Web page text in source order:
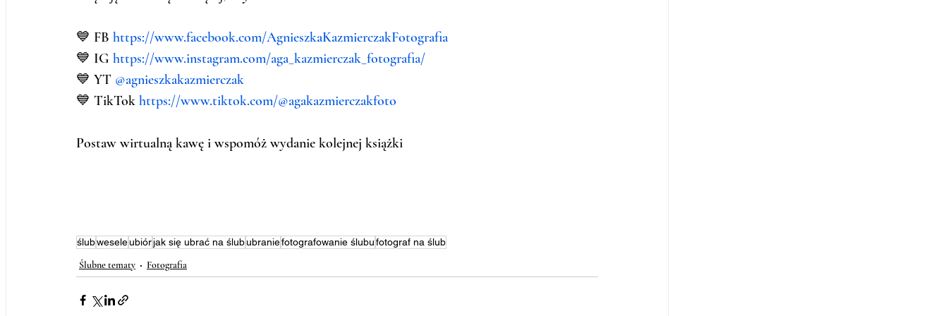
💙 FB https://www.facebook.com/AgnieszkaKazmierczakFotografia
💙 IG https://www.instagram.com/aga_kazmierczak_fotografia/
💙 YT @agnieszkakazmierczak
💙 TikTok https://www.tiktok.com/@agakazmierczakfoto
Postaw wirtualną kawę i wspomóż wydanie kolejnej książki
ślubweseleubiórjak się ubrać na ślububraniefotografowanie ślubufotograf na ślub
Ślubne tematy Fotografia